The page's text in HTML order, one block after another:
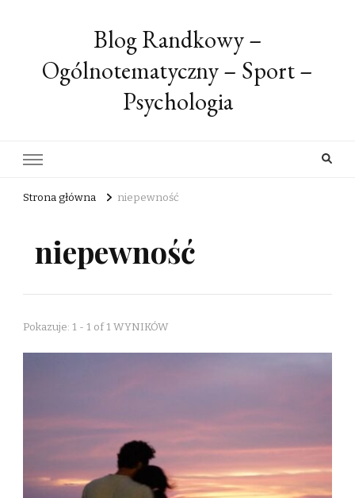
Blog Randkowy –
Ogólnotematyczny – Sport –
Psychologia
Strona główna niepewność
niepewność
Pokazuje: 1 - 1 of 1 WYNIKÓW